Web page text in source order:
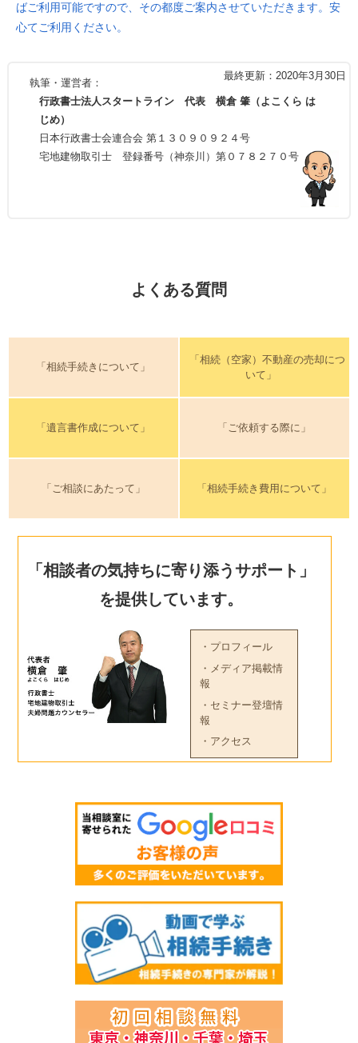
ばご利用可能ですので、その都度ご案内させていただきます。安
心てご利用ください。
最終更新：2020年3月30日
執筆・運営者：
行政書士法人スタートライン 代表 横倉 肇（よこくら は
じめ）
日本行政書士会連合会 第１３０９０９２４号
宅地建物取引士 登録番号（神奈川）第０７８２７０号
よくある質問
「相続手続きについて」
「相続（空家）不動産の売却につ
いて」
「遺言書作成について」 「ご依頼する際に」
「ご相談にあたって」 「相続手続き費用について」
「相談者の気持ちに寄り添うサポート」
を提供しています。
・プロフィール
・メディア掲載情
報
・セミナー登壇情
報
・アクセス